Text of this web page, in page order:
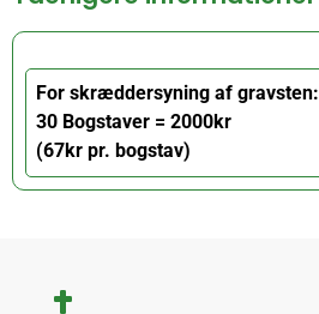
For skræddersyning af gravsten:
30 Bogstaver = 2000kr
(67kr pr. bogstav)